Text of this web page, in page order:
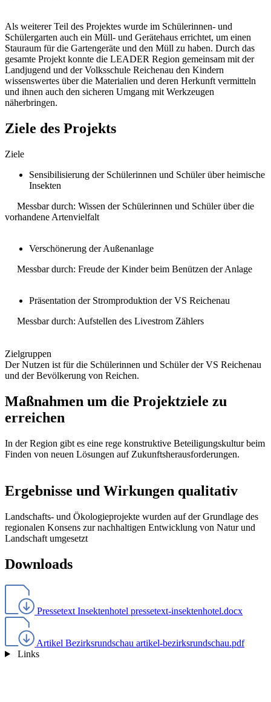
Als weiterer Teil des Projektes wurde im Schülerinnen- und
Schülergarten auch ein Müll- und Gerätehaus errichtet, um einen
Stauraum für die Gartengeräte und den Müll zu haben. Durch das
gesamte Projekt konnte die LEADER Region gemeinsam mit der
Landjugend und der Volksschule Reichenau den Kindern
wissenswertes über die Materialien und deren Herkunft vermitteln
und ihnen auch den sicheren Umgang mit Werkzeugen
näherbringen.
Ziele des Projekts
Ziele
Sensibilisierung der Schülerinnen und Schüler über heimische
Insekten
Messbar durch: Wissen der Schülerinnen und Schüler über die
vorhandene Artenvielfalt
Verschönerung der Außenanlage
Messbar durch: Freude der Kinder beim Benützen der Anlage
Präsentation der Stromproduktion der VS Reichenau
Messbar durch: Aufstellen des Livestrom Zählers
Zielgruppen
Der Nutzen ist für die Schülerinnen und Schüler der VS Reichenau
und der Bevölkerung von Reichen.
Maßnahmen um die Projektziele zu
erreichen
In der Region gibt es eine rege konstruktive Beteiligungskultur beim
Finden von neuen Lösungen auf Zukunftsherausforderungen.
Ergebnisse und Wirkungen qualitativ
Landschafts- und Ökologieprojekte wurden auf der Grundlage des
regionalen Konsens zur nachhaltigen Entwicklung von Natur und
Landschaft umgesetzt
Downloads
Pressetext Insektenhotel pressetext-insektenhotel.docx
Artikel Bezirksrundschauartikel-bezirksrundschau.pdf
Links